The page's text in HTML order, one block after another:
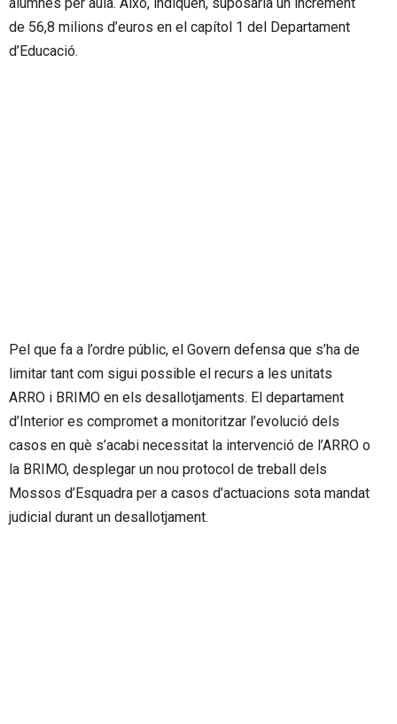
de 56,8 milions d’euros en el capítol 1 del Departament
d’Educació.
Pel que fa a l’ordre públic, el Govern defensa que s’ha de
limitar tant com sigui possible el recurs a les unitats
ARRO i BRIMO en els desallotjaments. El departament
d’Interior es compromet a monitoritzar l’evolució dels
casos en què s’acabi necessitat la intervenció de l’ARRO o
la BRIMO, desplegar un nou protocol de treball dels
Mossos d’Esquadra per a casos d’actuacions sota mandat
judicial durant un desallotjament.